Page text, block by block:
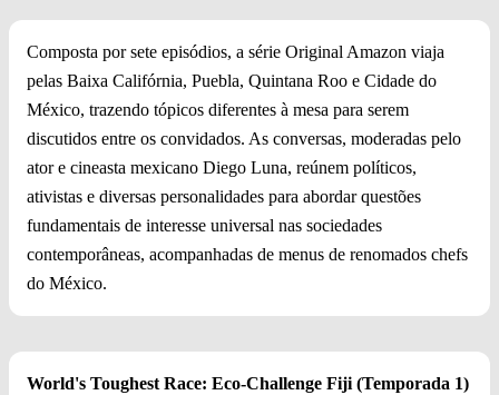
Composta por sete episódios, a série Original Amazon viaja
pelas Baixa Califórnia, Puebla, Quintana Roo e Cidade do
México, trazendo tópicos diferentes à mesa para serem
discutidos entre os convidados. As conversas, moderadas pelo
ator e cineasta mexicano Diego Luna, reúnem políticos,
ativistas e diversas personalidades para abordar questões
fundamentais de interesse universal nas sociedades
contemporâneas, acompanhadas de menus de renomados chefs
do México.
World's Toughest Race: Eco-Challenge Fiji (Temporada 1)